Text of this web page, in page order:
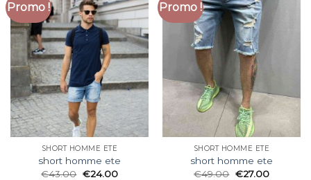
Promo !
SHORT HOMME ETE
short homme ete
€43.00 €24.00
Promo !
SHORT HOMME ETE
short homme ete
€49.00 €27.00